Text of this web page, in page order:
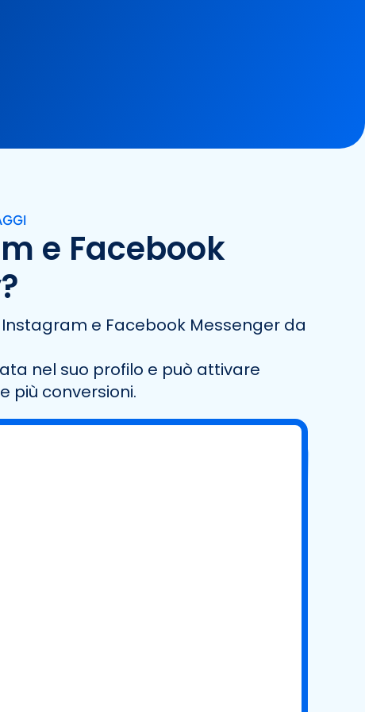
e Facebook
e Facebook Messenger da
nel suo profilo e può attivare
più conversioni.